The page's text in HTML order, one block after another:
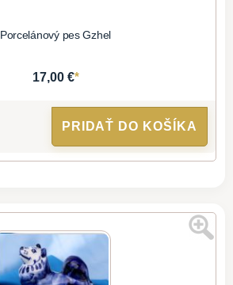
Porcelánový pes Gzhel
17,00 €*
PRIDAŤ DO KOŠÍKA